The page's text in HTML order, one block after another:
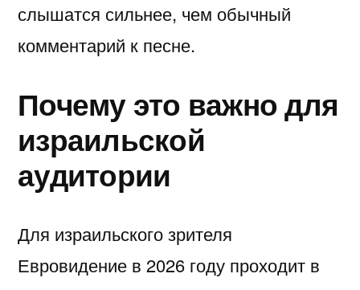
слышатся сильнее, чем обычный
комментарий к песне.
Почему это важно для
израильской
аудитории
Для израильского зрителя
Евровидение в 2026 году проходит в